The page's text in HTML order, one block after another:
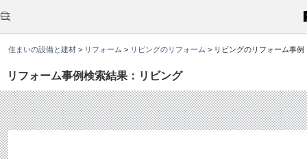
住まいの設備と建材 > リフォーム > リビングのリフォーム > リビングのリフォーム事例
リフォーム事例検索結果：リビング
こ
か
ら
文
す